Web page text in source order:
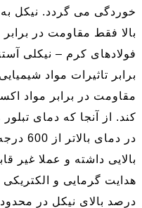
خوردگی می گردد. نیکل
بالا فقط مقاومت در
فولادهای کرم – نیکلی
برابر تاثیرات مواد
مقاومت در برابر مواد
کند. از آنجا که دمای
در
بالایی داشته و عملا غیر
هدایت گرمایی و
درصد بالای نیکل در